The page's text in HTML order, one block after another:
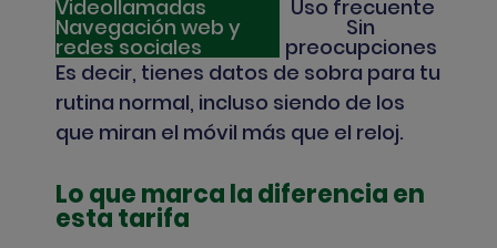
Videollamadas Uso frecuente
Navegación web y
redes sociales
Sin
preocupciones
Es decir, tienes datos de sobra para tu
rutina normal, incluso siendo de los
que miran el móvil más que el reloj.
Lo que marca la diferencia en
esta tarifa